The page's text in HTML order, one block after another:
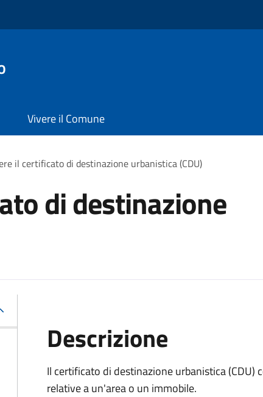
Vivere il Comune
il certificato di destinazione urbanistica (CDU)
di destinazione
Descrizione
Il certificato di destinazione urbanistica
relative a un'area o un immobile.